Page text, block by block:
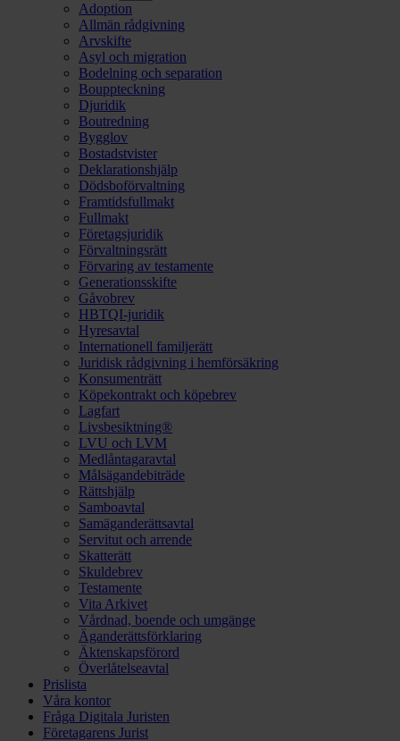
Adoption
Allmän rådgivning
Arvskifte
Asyl och migration
Bodelning och separation
Bouppteckning
Djuridik
Boutredning
Bygglov
Bostadstvister
Deklarationshjälp
Dödsboförvaltning
Framtidsfullmakt
Fullmakt
Företagsjuridik
Förvaltningsrätt
Förvaring av testamente
Generationsskifte
Gåvobrev
HBTQI-juridik
Hyresavtal
Internationell familjerätt
Juridisk rådgivning i hemförsäkring
Konsumenträtt
Köpekontrakt och köpebrev
Lagfart
Livsbesiktning®
LVU och LVM
Medlåntagaravtal
Målsägandebiträde
Rättshjälp
Samboavtal
Samäganderättsavtal
Servitut och arrende
Skatterätt
Skuldebrev
Testamente
Vita Arkivet
Vårdnad, boende och umgänge
Äganderättsförklaring
Äktenskapsförord
Överlåtelseavtal
Prislista
Våra kontor
Fråga Digitala Juristen
Företagarens Jurist